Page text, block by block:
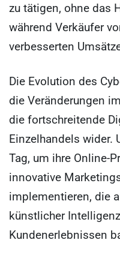
zu tätigen, ohne das
während Verkäufer
verbesserten
Die Evolution des
die Veränderungen
die fortschreitende
Einzelhandels wider.
Tag, um ihre Online-
innovative
implementieren, die
künstlicher
Kundenerlebnissen